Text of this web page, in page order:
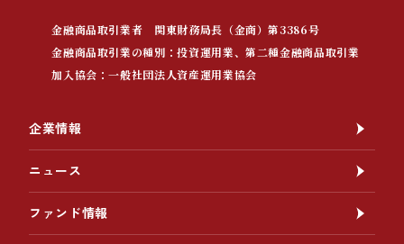
金融商品取引業者 関東財務局長（金商）第3386号
金融商品取引業の種別：投資運用業、第二種金融商品取引業
加入協会：一般社団法人資産運用業協会
企業情報
ニュース
ファンド情報